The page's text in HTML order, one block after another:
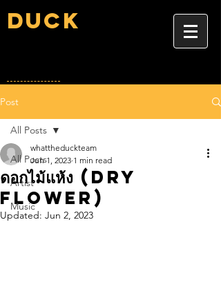
Duck
Post
All Posts
Artist
Music
All Posts
ดอกไม้แห้ง (Dry
Flower)
whattheduckteam
Jun 1, 2023 1 min read
Updated: Jun 2, 2023